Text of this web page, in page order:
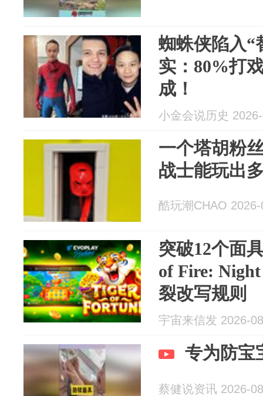
蜘蛛侠陷入“
实：80%打
成！
小金会说历史
一个塔胡粉
战士能玩出
酷玩潮CHAO
突破12个面
of Fire:
裂改写规则
宇宙来信发 2026-
专为防宝
蔡健说资讯 2026-